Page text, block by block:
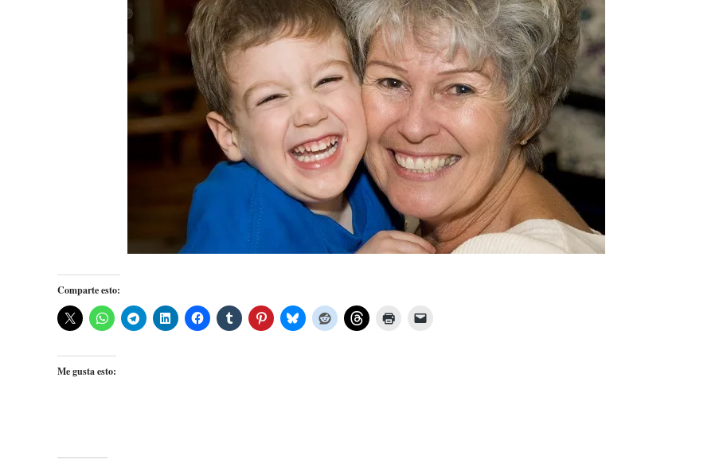
Comparte esto:
Me gusta esto: